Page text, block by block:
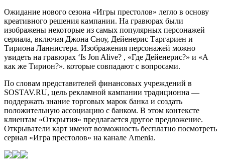
Ожидание нового сезона «Игры престолов» легло в основу
креативного решения кампании. На гравюрах были
изображены некоторые из самых популярных персонажей
сериала, включая Джона Сноу, Дейенерис Таргариен и
Тириона Ланнистера. Изображения персонажей можно
увидеть на гравюрах ‘Is Jon Alive? , «Где Дейенерис?» и «А
как же Тирион?». которые совпадают с вопросами.
По словам представителей финансовых учреждений в
SOSTAV.RU, цель рекламной кампании традиционна —
поддержать знание торговых марок банка и создать
положительную ассоциацию с банком. В этом контексте
клиентам «Открытия» предлагается другое предложение.
Открыватели карт имеют возможность бесплатно посмотреть
сериал «Игра престолов» на канале Amenia.